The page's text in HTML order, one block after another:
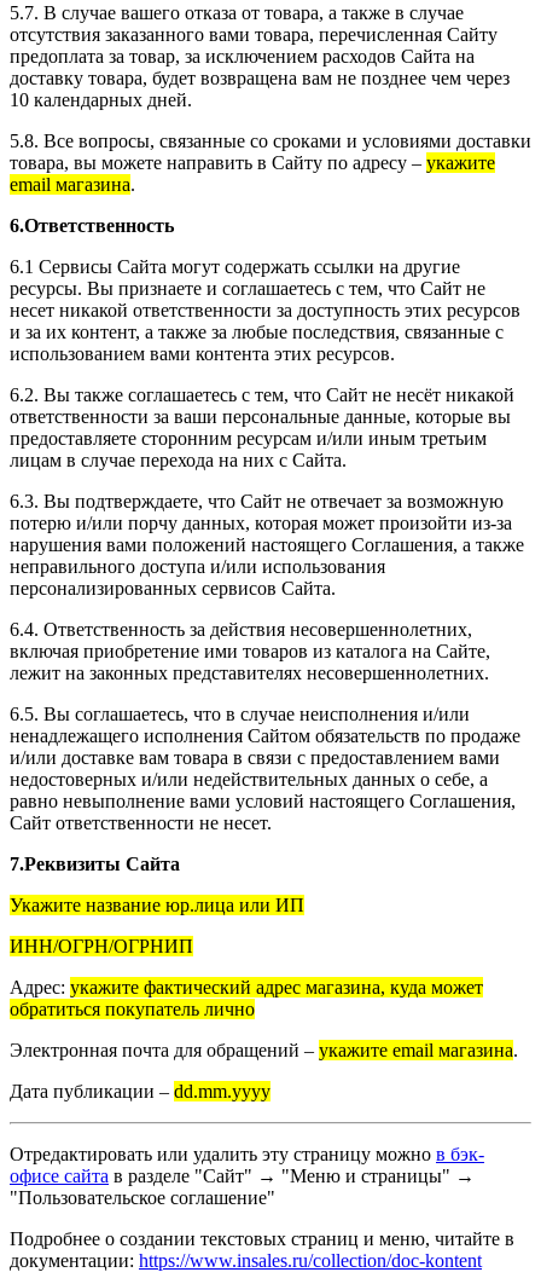
5.7. В случае вашего отказа от товара, а также в случае
отсутствия заказанного вами товара, перечисленная Сайту
предоплата за товар, за исключением расходов Сайта на
доставку товара, будет возвращена вам не позднее чем через
10 календарных дней.
5.8. Все вопросы, связанные со сроками и условиями доставки
товара, вы можете направить в Сайту по адресу – укажите
email магазина.
6.Ответственность
6.1 Сервисы Сайта могут содержать ссылки на другие
ресурсы. Вы признаете и соглашаетесь с тем, что Сайт не
несет никакой ответственности за доступность этих ресурсов
и за их контент, а также за любые последствия, связанные с
использованием вами контента этих ресурсов.
6.2. Вы также соглашаетесь с тем, что Сайт не несёт никакой
ответственности за ваши персональные данные, которые вы
предоставляете сторонним ресурсам и/или иным третьим
лицам в случае перехода на них с Сайта.
6.3. Вы подтверждаете, что Сайт не отвечает за возможную
потерю и/или порчу данных, которая может произойти из-за
нарушения вами положений настоящего Соглашения, а также
неправильного доступа и/или использования
персонализированных сервисов Сайта.
6.4. Ответственность за действия несовершеннолетних,
включая приобретение ими товаров из каталога на Сайте,
лежит на законных представителях несовершеннолетних.
6.5. Вы соглашаетесь, что в случае неисполнения и/или
ненадлежащего исполнения Сайтом обязательств по продаже
и/или доставке вам товара в связи с предоставлением вами
недостоверных и/или недействительных данных о себе, а
равно невыполнение вами условий настоящего Соглашения,
Сайт ответственности не несет.
7.Реквизиты Сайта
Укажите название юр.лица или ИП
ИНН/ОГРН/ОГРНИП
Адрес: укажите фактический адрес магазина, куда может
обратиться покупатель лично
Электронная почта для обращений – укажите email магазина.
Дата публикации – dd.mm.yyyy
Отредактировать или удалить эту страницу можно в бэк-
офисе сайта в разделе "Сайт" → "Меню и страницы" →
"Пользовательское соглашение"
Подробнее о создании текстовых страниц и меню, читайте в
документации: https://www.insales.ru/collection/doc-kontent